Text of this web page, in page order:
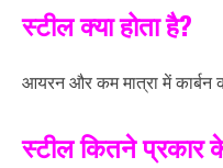
स्टील क्या होता है?
आयरन और कम मात्रा में कार्बन
स्टील कितने प्रकार